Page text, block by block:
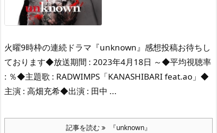
火曜9時枠の連続ドラマ『unknown』感想投稿お待ちし
ております◆放送期間 : 2023年4月18日 ～◆平均視聴率
: ％◆主題歌 : RADWIMPS「KANASHIBARI feat.ao」◆
主演 : 高畑充希◆出演 : 田中 ...
記事を読む 『unknown』